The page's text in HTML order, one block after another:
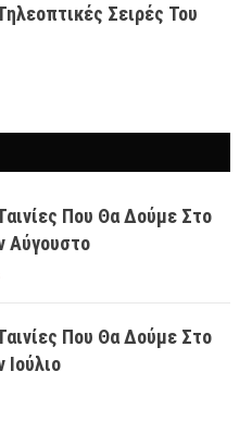
Σειρές Του
Που Θα Δούμε Στο
Αύγουστο
Που Θα Δούμε Στο
Ιούλιο